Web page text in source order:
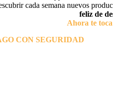
cada semana nuevos
feliz de
Ahora te
CON SEGURIDAD